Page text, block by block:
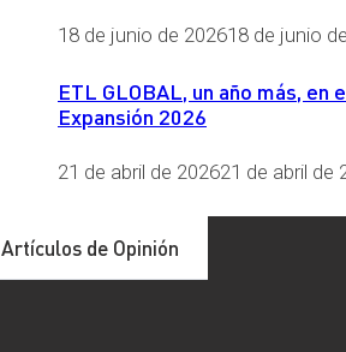
18 de junio de 202618 de junio
ETL GLOBAL, un año más,
Expansión 2026
21 de abril de 202621 de abril de
Artículos de Opinión